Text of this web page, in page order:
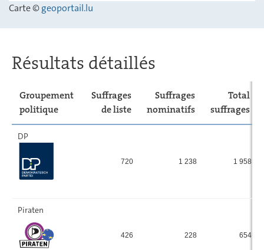
LSAP 7,89
ADR 10,95 -
Carte ©geoportail.lu
Résultats détaillés
Groupement
politique
Suffrages
de liste
Suffrages
nominatifs
Total
suffrages
DP
720 1 238 1 958
Piraten
426 228 654